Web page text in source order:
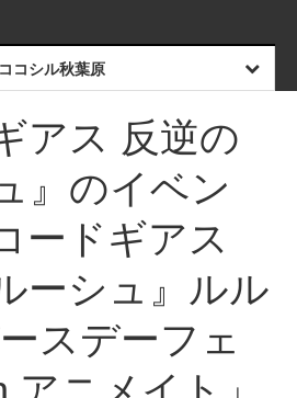
ココシル秋葉原
アス 反逆の
』のイベン
ードギアス
ーシュ』ルル
スデーフェ